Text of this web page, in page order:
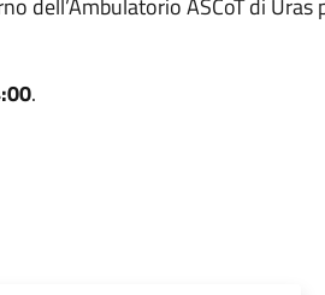
dell’Ambulatorio ASCoT di
.